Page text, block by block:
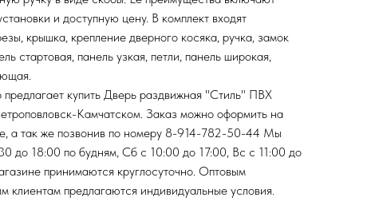
и доступную цену. В комплект входят
крышка, крепление дверного косяка, ручка, замок
стартовая, панель узкая, петли, панель широкая,
купить Дверь раздвижная "Стиль" ПВХ
Камчатском. Заказ можно оформить на
а так же позвонив по номеру 8-914-782-50-44 Мы
до 18:00 по будням, Сб с 10:00 до 17:00, Вс с 11:00 до
принимаются круглосуточно. Оптовым
клиентам предлагаются индивидуальные условия.